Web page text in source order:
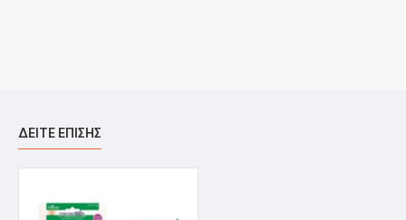
ΔΕΊΤΕ ΕΠΊΣΗΣ